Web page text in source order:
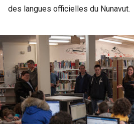
des langues officielles du Nunavut.